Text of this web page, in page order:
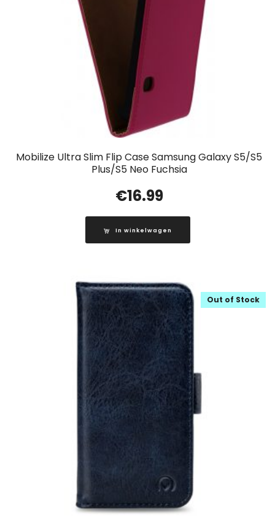
Mobilize Ultra Slim Flip Case Samsung Galaxy S5/S5
Plus/S5 Neo Fuchsia
€16.99
In winkelwagen
Out of Stock